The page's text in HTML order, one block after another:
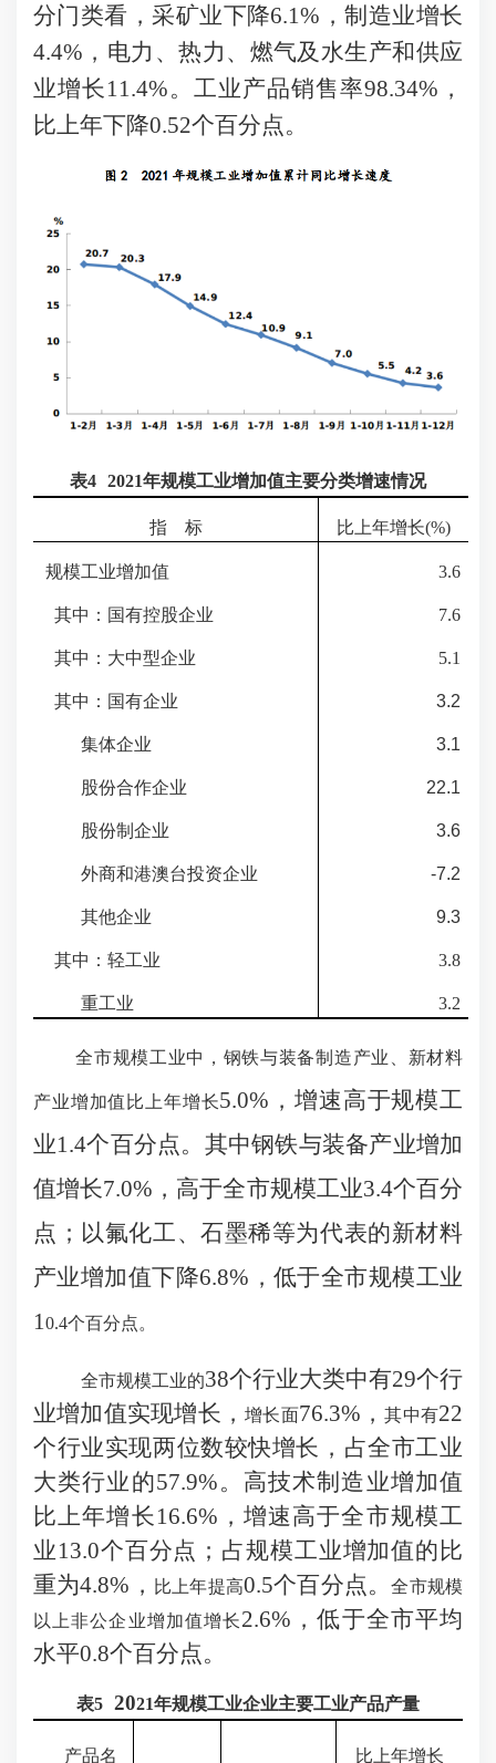
分门类看，采矿业下降6.1%，制造业增长
4.4%，电力、热力、燃气及水生产和供应
业增长11.4%。工业产品销售率98.34%，
比上年下降0.52个百分点。
表4 2021年规模工业增加值主要分类增速情况
指 标 比上年增长(%)
规模工业增加值 3.6
其中：国有控股企业 7.6
其中：大中型企业 5.1
其中：国有企业 3.2
集体企业 3.1
股份合作企业 22.1
股份制企业 3.6
外商和港澳台投资企业 -7.2
其他企业 9.3
其中：轻工业 3.8
重工业 3.2
全市规模工业中，钢铁与装备制造产业、新材料
产业增加值比上年增长5.0%，增速高于规模工
业1.4个百分点。其中钢铁与装备产业增加
值增长7.0%，高于全市规模工业3.4个百分
点；以氟化工、石墨稀等为代表的新材料
产业增加值下降6.8%，低于全市规模工业
1 0.4个百分点。
全市规模工业的38个行业大类中有29个行
业增加值实现增长，增长面76.3%，其中有22
个行业实现两位数较快增长，占全市工业
大类行业的57.9%。高技术制造业增加值
比上年增长16.6%，增速高于全市规模工
业13.0个百分点；占规模工业增加值的比
重为4.8%，
比上年提高0.5个百分点。全市规模
以上非公企业增加值增长2.6%，低于全市平均
水平0.8个百分点。
表5 2021年规模工业企业主要工业产品产量
产品名 比上年增长